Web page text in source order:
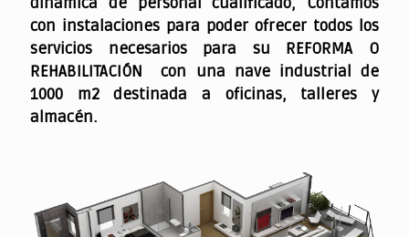
con instalaciones para poder ofrecer todos los
servicios necesarios para su REFORMA O
REHABILITACIÓN con una nave industrial de
1000 m2 destinada a oficinas, talleres y
almacén.